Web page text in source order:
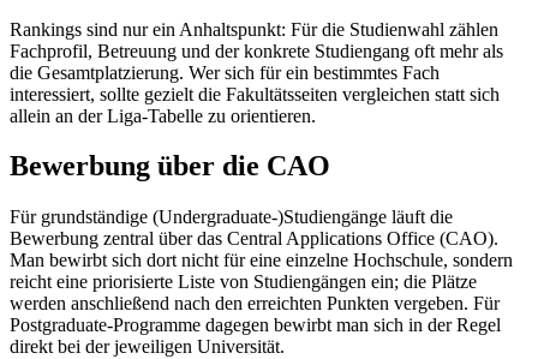
Rankings sind nur ein Anhaltspunkt: Für die Studienwahl zählen
Fachprofil, Betreuung und der konkrete Studiengang oft mehr als
die Gesamtplatzierung. Wer sich für ein bestimmtes Fach
interessiert, sollte gezielt die Fakultätsseiten vergleichen statt sich
allein an der Liga-Tabelle zu orientieren.
Bewerbung über die CAO
Für grundständige (Undergraduate-)Studiengänge läuft die
Bewerbung zentral über das Central Applications Office (CAO).
Man bewirbt sich dort nicht für eine einzelne Hochschule, sondern
reicht eine priorisierte Liste von Studiengängen ein; die Plätze
werden anschließend nach den erreichten Punkten vergeben. Für
Postgraduate-Programme dagegen bewirbt man sich in der Regel
direkt bei der jeweiligen Universität.